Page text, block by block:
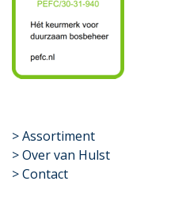
​>Assortiment
> Over van Hulst
> Contact